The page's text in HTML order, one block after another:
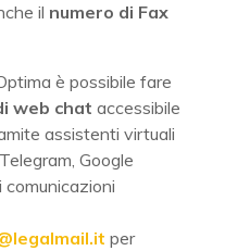
il numero di Fax
è possibile fare
web chat accessibile
assistenti virtuali
Google
comunicazioni
per